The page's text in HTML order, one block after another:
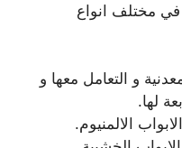
مختلف انواع
و التعامل معها و
لها.
الالمنيوم.